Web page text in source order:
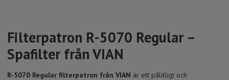
Filterpatron R-5070 Regular –
Spafilter från VIAN
R-5070 Regular filterpatron från VIAN är ett pålitligt och